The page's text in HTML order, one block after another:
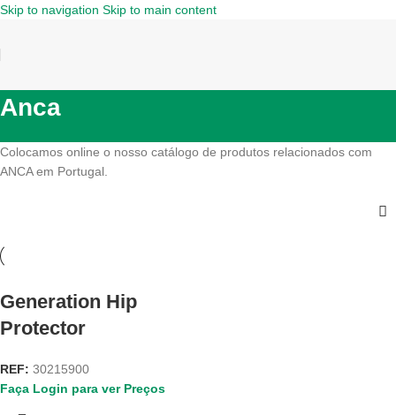
Skip to navigation Skip to main content
Anca
Colocamos online o nosso catálogo de produtos relacionados com
ANCA em Portugal.
Generation Hip
Protector
REF: 30215900
Faça Login para ver Preços